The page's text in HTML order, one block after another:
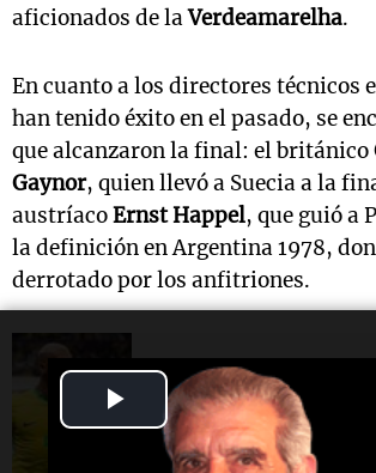
Play
Video
aficionados de laVerdeamarelha.
En cuanto a los directores técnicos
han tenido éxito en el pasado, se
que alcanzaron la final: el británico
Gaynor, quien llevó a Suecia a la
austríacoErnst Happel, que guió a
la definición en Argentina 1978,
derrotado por los anfitriones.
Cobertura exclusiva
Brasil y su trayectoria
mundialistas: ¿cómo le
los últimos años?